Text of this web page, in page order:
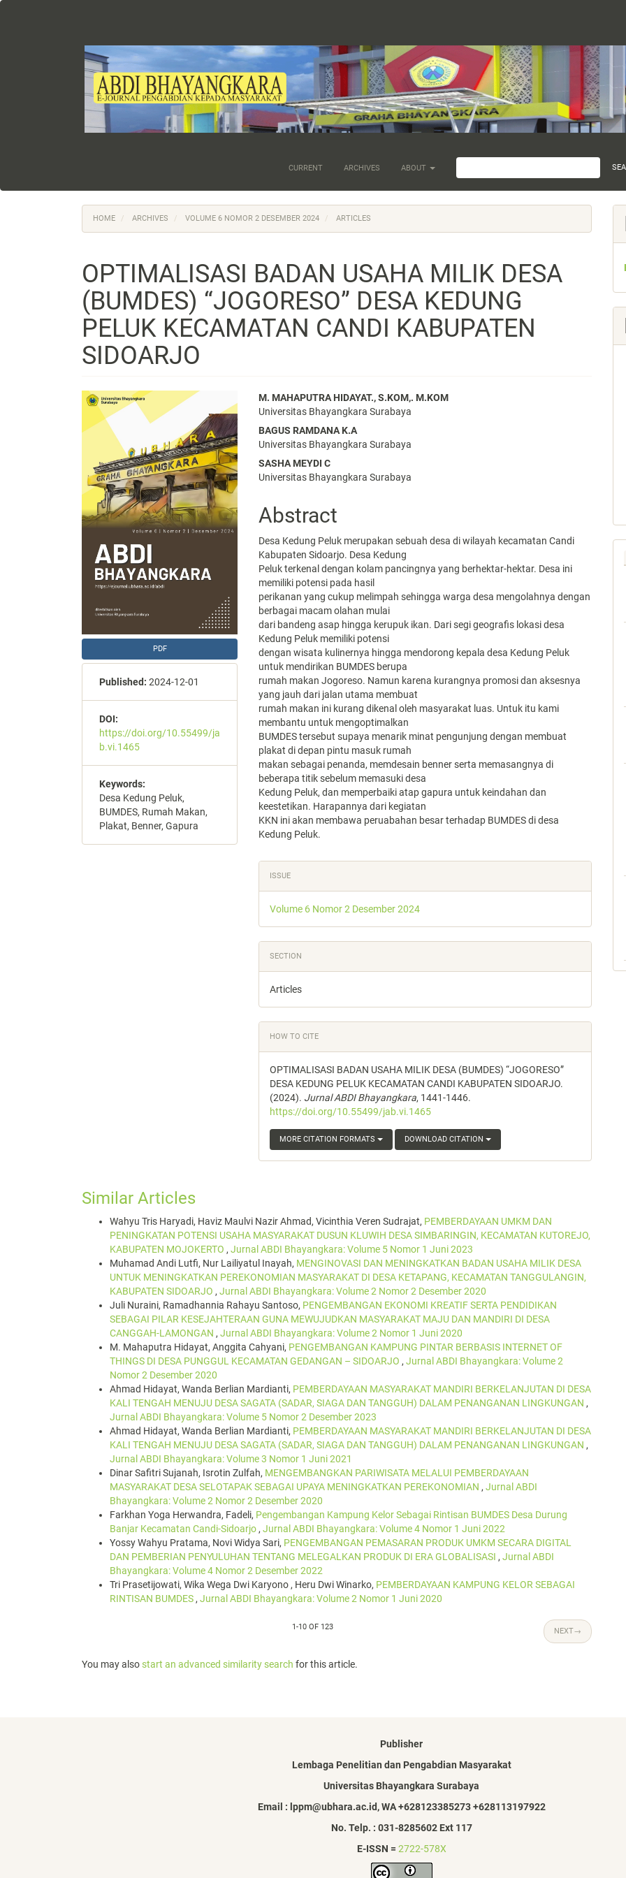
CURRENT ARCHIVES ABOUT
HOME ARCHIVES VOLUME 6 NOMOR 2 DESEMBER 2024 ARTICLES
OPTIMALISASI BADAN USAHA MILIK DESA
(BUMDES) “JOGORESO” DESA KEDUNG
PELUK KECAMATAN CANDI KABUPATEN
SIDOARJO
Article
Sidebar
PDF
Published: 2024-12-01
DOI:
https://doi.org/10.55499/ja
b.vi.1465
Keywords:
Desa Kedung Peluk,
BUMDES, Rumah Makan,
Plakat, Benner, Gapura
Main
Article
Content
M. MAHAPUTRA HIDAYAT., S.KOM,. M.KOM
Universitas Bhayangkara Surabaya
BAGUS RAMDANA K.A
Universitas Bhayangkara Surabaya
SASHA MEYDI C
Universitas Bhayangkara Surabaya
Abstract
Desa Kedung Peluk merupakan sebuah desa di wilayah kecamatan Candi
Kabupaten Sidoarjo. Desa Kedung
Peluk terkenal dengan kolam pancingnya yang berhektar-hektar. Desa ini
memiliki potensi pada hasil
perikanan yang cukup melimpah sehingga warga desa mengolahnya dengan
berbagai macam olahan mulai
dari bandeng asap hingga kerupuk ikan. Dari segi geografis lokasi desa
Kedung Peluk memiliki potensi
dengan wisata kulinernya hingga mendorong kepala desa Kedung Peluk
untuk mendirikan BUMDES berupa
rumah makan Jogoreso. Namun karena kurangnya promosi dan aksesnya
yang jauh dari jalan utama membuat
rumah makan ini kurang dikenal oleh masyarakat luas. Untuk itu kami
membantu untuk mengoptimalkan
BUMDES tersebut supaya menarik minat pengunjung dengan membuat
plakat di depan pintu masuk rumah
makan sebagai penanda, memdesain benner serta memasangnya di
beberapa titik sebelum memasuki desa
Kedung Peluk, dan memperbaiki atap gapura untuk keindahan dan
keestetikan. Harapannya dari kegiatan
KKN ini akan membawa peruabahan besar terhadap BUMDES di desa
Kedung Peluk.
Article
Details
ISSUE
Volume 6 Nomor 2 Desember 2024
SECTION
Articles
HOW TO CITE
OPTIMALISASI BADAN USAHA MILIK DESA (BUMDES) “JOGORESO”
DESA KEDUNG PELUK KECAMATAN CANDI KABUPATEN SIDOARJO.
(2024). Jurnal ABDI Bhayangkara, 1441-1446.
https://doi.org/10.55499/jab.vi.1465
MORE CITATION FORMATS DOWNLOAD CITATION
Similar Articles
Wahyu Tris Haryadi, Haviz Maulvi Nazir Ahmad, Vicinthia Veren Sudrajat, PEMBERDAYAAN UMKM DAN
PENINGKATAN POTENSI USAHA MASYARAKAT DUSUN KLUWIH DESA SIMBARINGIN, KECAMATAN KUTOREJO,
KABUPATEN MOJOKERTO , Jurnal ABDI Bhayangkara: Volume 5 Nomor 1 Juni 2023
Muhamad Andi Lutfi, Nur Lailiyatul Inayah, MENGINOVASI DAN MENINGKATKAN BADAN USAHA MILIK DESA
UNTUK MENINGKATKAN PEREKONOMIAN MASYARAKAT DI DESA KETAPANG, KECAMATAN TANGGULANGIN,
KABUPATEN SIDOARJO , Jurnal ABDI Bhayangkara: Volume 2 Nomor 2 Desember 2020
Juli Nuraini, Ramadhannia Rahayu Santoso, PENGEMBANGAN EKONOMI KREATIF SERTA PENDIDIKAN
SEBAGAI PILAR KESEJAHTERAAN GUNA MEWUJUDKAN MASYARAKAT MAJU DAN MANDIRI DI DESA
CANGGAH-LAMONGAN , Jurnal ABDI Bhayangkara: Volume 2 Nomor 1 Juni 2020
M. Mahaputra Hidayat, Anggita Cahyani, PENGEMBANGAN KAMPUNG PINTAR BERBASIS INTERNET OF
THINGS DI DESA PUNGGUL KECAMATAN GEDANGAN – SIDOARJO , Jurnal ABDI Bhayangkara: Volume 2
Nomor 2 Desember 2020
Ahmad Hidayat, Wanda Berlian Mardianti, PEMBERDAYAAN MASYARAKAT MANDIRI BERKELANJUTAN DI DESA
KALI TENGAH MENUJU DESA SAGATA (SADAR, SIAGA DAN TANGGUH) DALAM PENANGANAN LINGKUNGAN ,
Jurnal ABDI Bhayangkara: Volume 5 Nomor 2 Desember 2023
Ahmad Hidayat, Wanda Berlian Mardianti, PEMBERDAYAAN MASYARAKAT MANDIRI BERKELANJUTAN DI DESA
KALI TENGAH MENUJU DESA SAGATA (SADAR, SIAGA DAN TANGGUH) DALAM PENANGANAN LINGKUNGAN ,
Jurnal ABDI Bhayangkara: Volume 3 Nomor 1 Juni 2021
Dinar Safitri Sujanah, Isrotin Zulfah, MENGEMBANGKAN PARIWISATA MELALUI PEMBERDAYAAN
MASYARAKAT DESA SELOTAPAK SEBAGAI UPAYA MENINGKATKAN PEREKONOMIAN , Jurnal ABDI
Bhayangkara: Volume 2 Nomor 2 Desember 2020
Farkhan Yoga Herwandra, Fadeli, Pengembangan Kampung Kelor Sebagai Rintisan BUMDES Desa Durung
Banjar Kecamatan Candi-Sidoarjo , Jurnal ABDI Bhayangkara: Volume 4 Nomor 1 Juni 2022
Yossy Wahyu Pratama, Novi Widya Sari, PENGEMBANGAN PEMASARAN PRODUK UMKM SECARA DIGITAL
DAN PEMBERIAN PENYULUHAN TENTANG MELEGALKAN PRODUK DI ERA GLOBALISASI , Jurnal ABDI
Bhayangkara: Volume 4 Nomor 2 Desember 2022
Tri Prasetijowati, Wika Wega Dwi Karyono , Heru Dwi Winarko, PEMBERDAYAAN KAMPUNG KELOR SEBAGAI
RINTISAN BUMDES , Jurnal ABDI Bhayangkara: Volume 2 Nomor 1 Juni 2020
1-10 OF 123 NEXT→
You may also start an advanced similarity search for this article.
Publisher
Lembaga Penelitian dan Pengabdian Masyarakat
Universitas Bhayangkara Surabaya
Email : lppm@ubhara.ac.id, WA +628123385273 +628113197922
No. Telp. : 031-8285602 Ext 117
E-ISSN = 2722-578X